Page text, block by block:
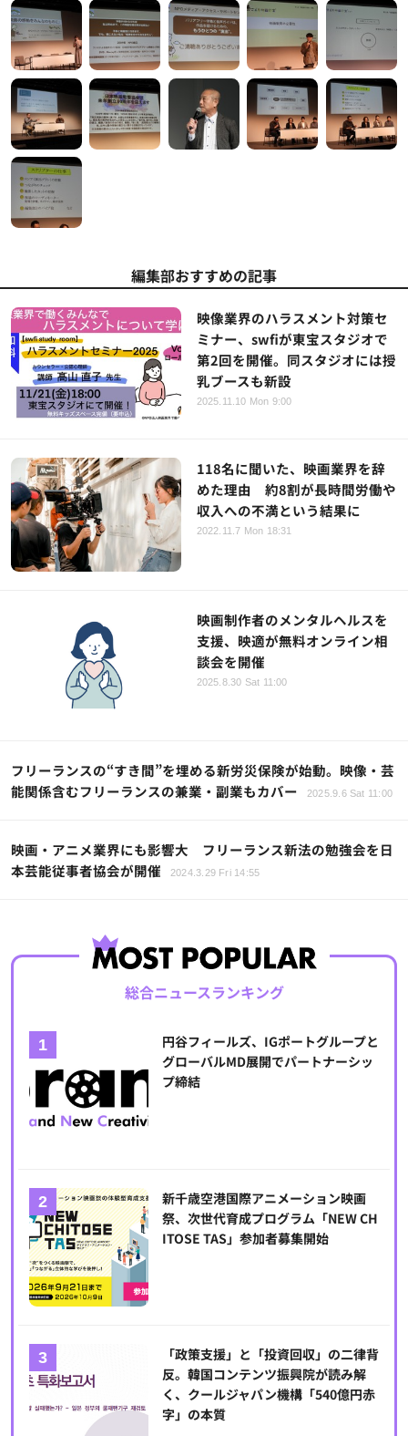
編集部おすすめの記事
映像業界のハラスメント対策セ
ミナー、swfiが東宝スタジオで
第2回を開催。同スタジオには授
乳ブースも新設
2025.11.10 Mon 9:00
118名に聞いた、映画業界を辞
めた理由 約8割が長時間労働や
収入への不満という結果に
2022.11.7 Mon 18:31
映画制作者のメンタルヘルスを
支援、映適が無料オンライン相
談会を開催
2025.8.30 Sat 11:00
フリーランスの“すき間”を埋める新労災保険が始動。映像・芸
能関係含むフリーランスの兼業・副業もカバー
2025.9.6 Sat 11:00
映画・アニメ業界にも影響大 フリーランス新法の勉強会を日
本芸能従事者協会が開催
2024.3.29 Fri 14:55
総合ニュースランキング
円谷フィールズ、IGポートグループと
グローバルMD展開でパートナーシッ
プ締結
新千歳空港国際アニメーション映画
祭、次世代育成プログラム「NEW CH
ITOSE TAS」参加者募集開始
「政策支援」と「投資回収」の二律背
反。韓国コンテンツ振興院が読み解
く、クールジャパン機構「540億円赤
字」の本質